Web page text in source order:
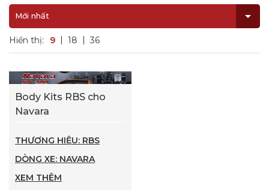
Mới nhất
Hiển thị: 9 18 36
Body Kits RBS cho
Navara
THƯƠNG HIỆU: RBS
DÒNG XE: NAVARA
XEM THÊM